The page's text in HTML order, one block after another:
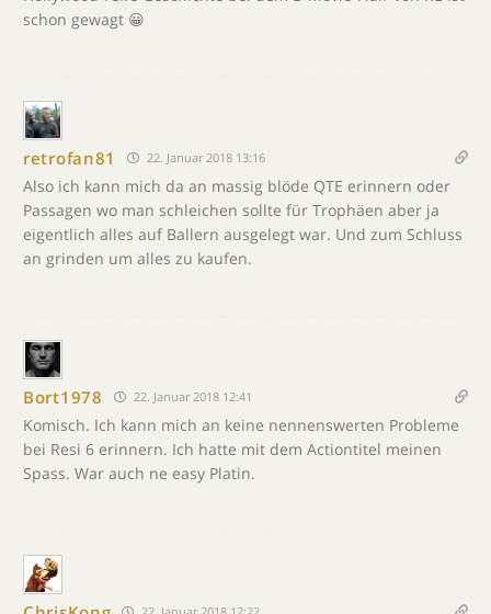
schon gewagt 😀
retrofan81 22. Januar 2018 13:16
Also ich kann mich da an massig blöde QTE erinnern oder
Passagen wo man schleichen sollte für Trophäen aber ja
eigentlich alles auf Ballern ausgelegt war. Und zum Schluss
an grinden um alles zu kaufen.
Bort1978 22. Januar 2018 12:41
Komisch. Ich kann mich an keine nennenswerten Probleme
bei Resi 6 erinnern. Ich hatte mit dem Actiontitel meinen
Spass. War auch ne easy Platin.